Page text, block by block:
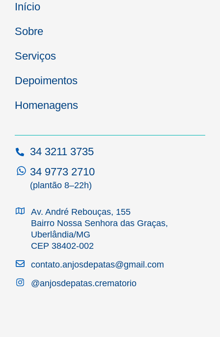
Início
Sobre
Serviços
Depoimentos
Homenagens
34 3211 3735
34 9773 2710
(plantão 8–22h)
Av. André Rebouças, 155
Bairro Nossa Senhora das Graças,
Uberlândia/MG
CEP 38402-002
contato.anjosdepatas@gmail.com
@anjosdepatas.crematorio